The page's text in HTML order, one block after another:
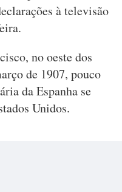
à televisão
no oeste dos
de 1907, pouco
da Espanha se
Unidos.